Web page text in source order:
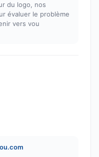
du logo, nos
évaluer le problème
vers vou